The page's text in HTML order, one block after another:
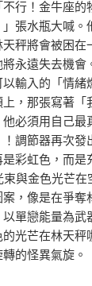
行！金牛座的
張水瓶大喊。
秤將會被困在
永遠失去機會
輸入的「情緒
，那張寫著「
必須用自己最
調節器再次發
彩虹色，而是
與金色光芒在
，像是在爭奪
單戀能量為武
光芒在林天秤
的怪異氣旋。